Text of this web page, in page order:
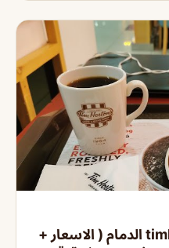
كافيه تيم هورتنز timhortons الدمام ( الاسعار +